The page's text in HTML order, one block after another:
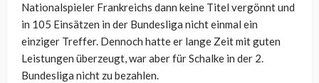
Nationalspieler Frankreichs dann keine Titel vergönnt und
in 105 Einsätzen in der Bundesliga nicht einmal ein
einziger Treffer. Dennoch hatte er lange Zeit mit guten
Leistungen überzeugt, war aber für Schalke in der 2.
Bundesliga nicht zu bezahlen.